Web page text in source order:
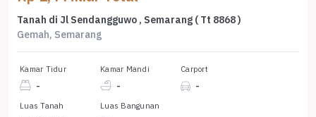
Tanah di Jl Sendangguwo , Semarang ( Tt 8868 )
Gemah, Semarang
Kamar Tidur
-
Kamar Mandi
-
Carport
-
Luas Tanah Luas Bangunan